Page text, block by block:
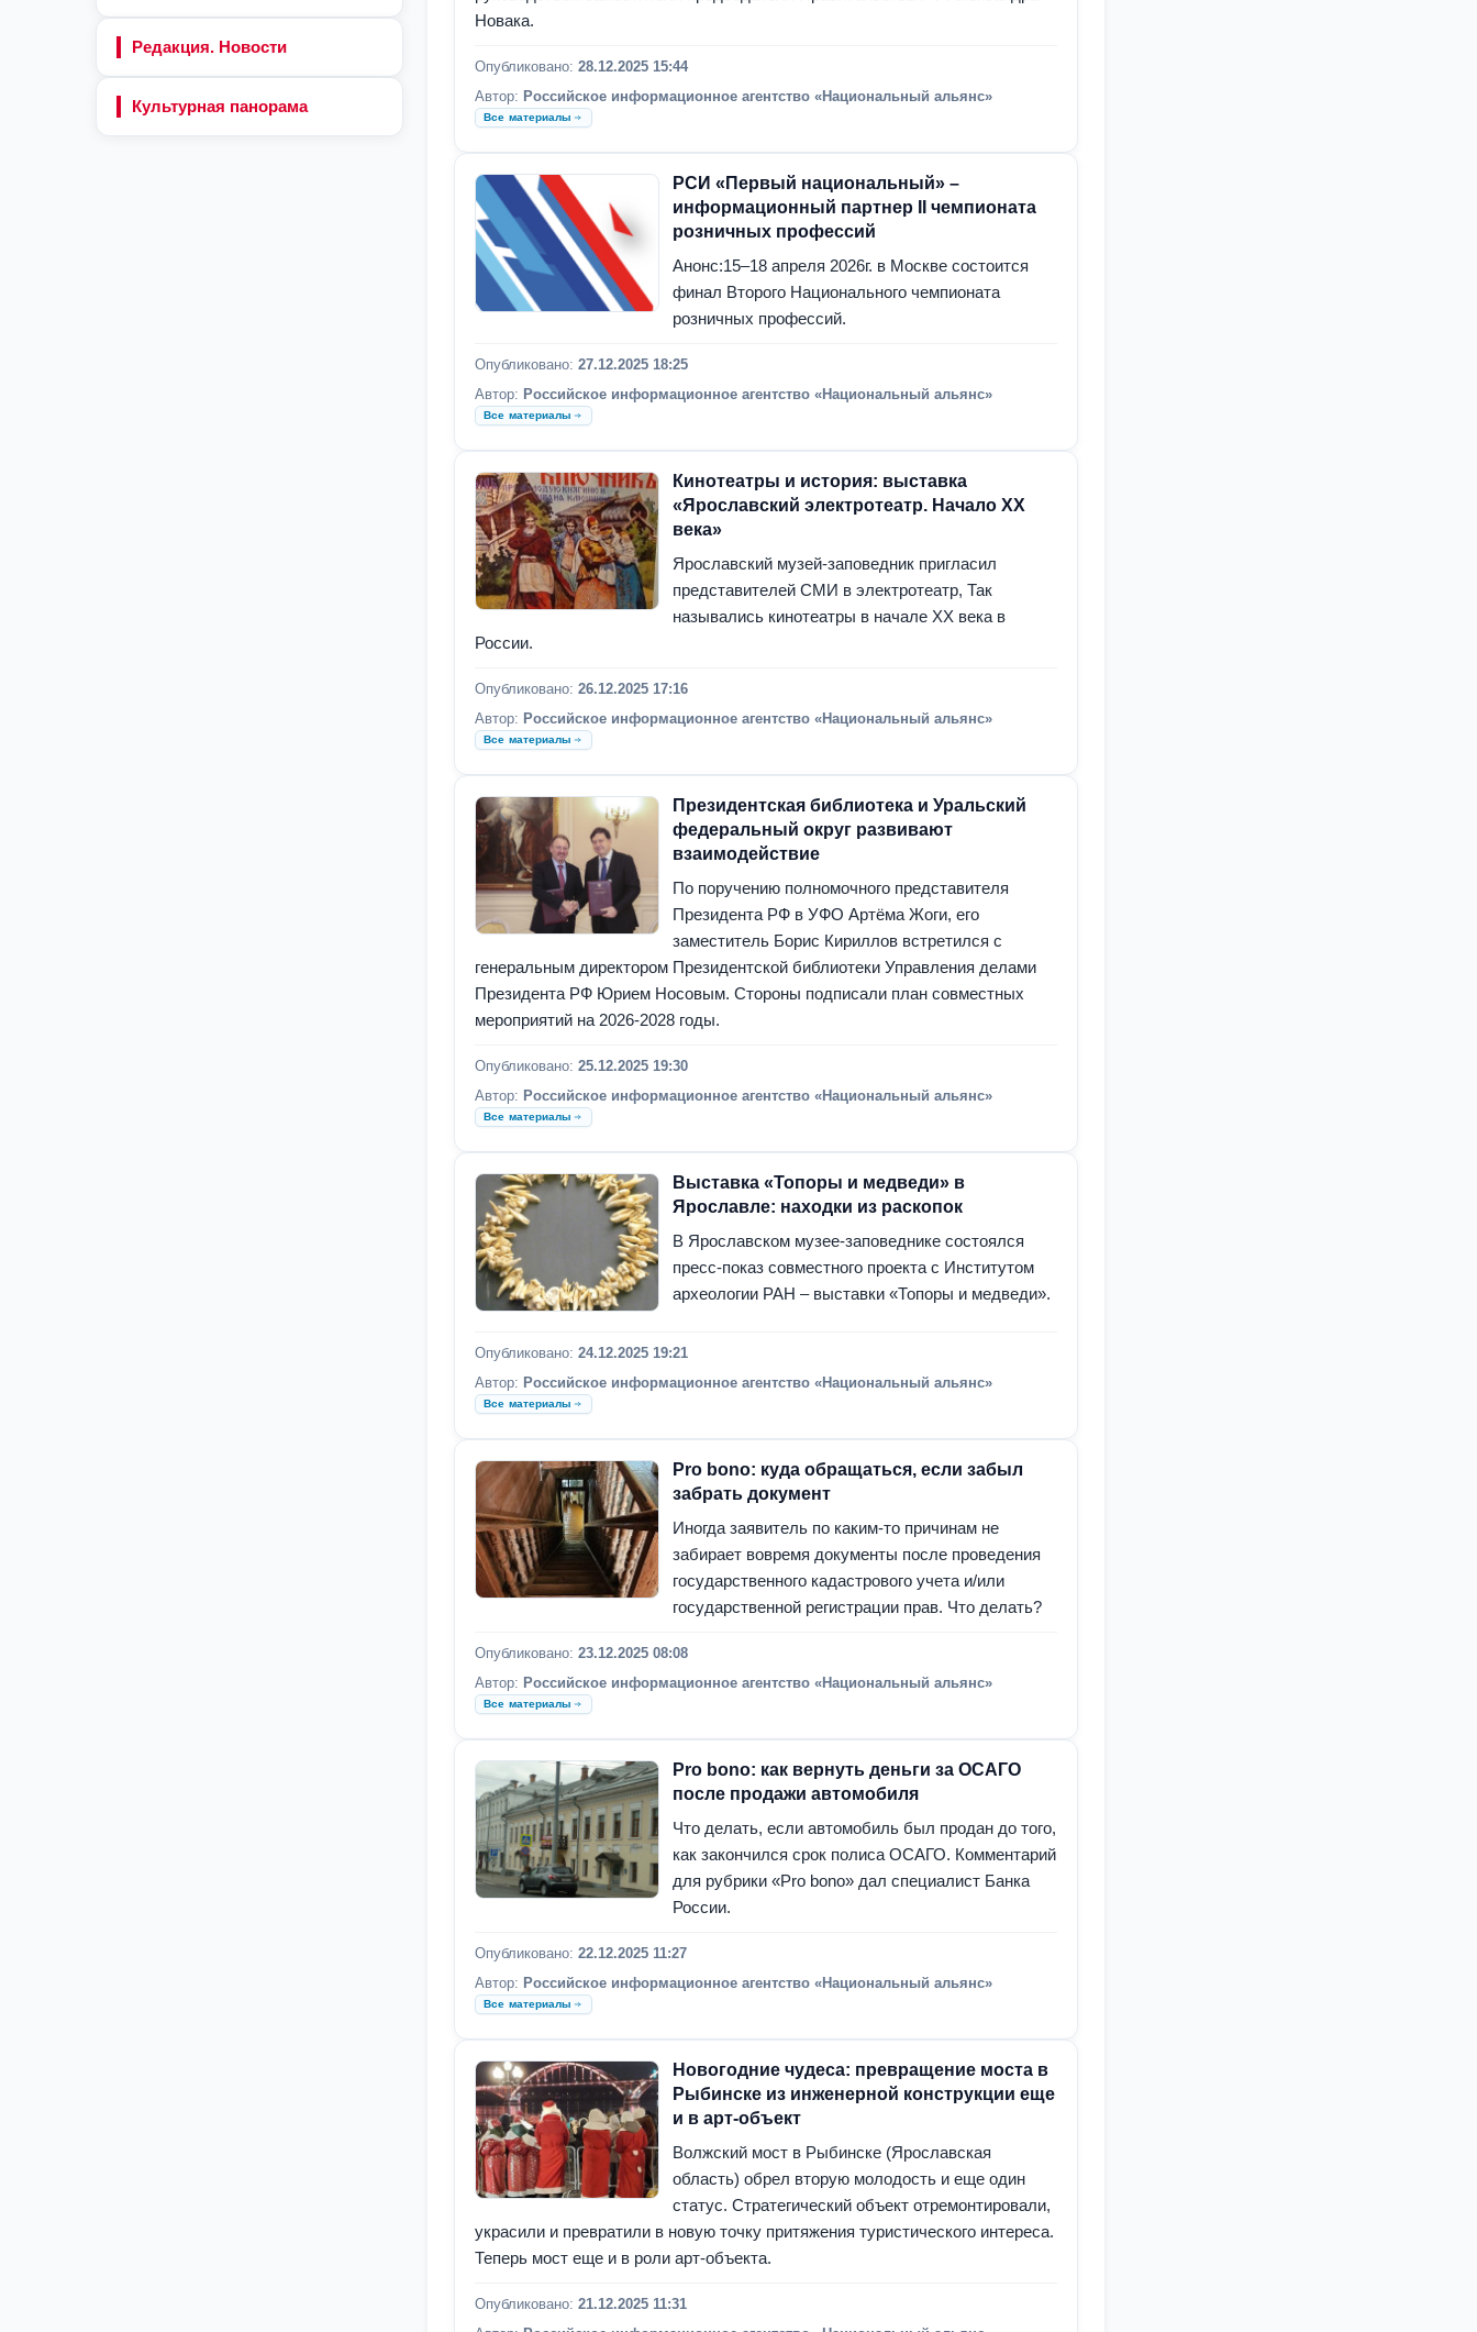
Редакция. Новости
Культурная панорама
Новака.
Опубликовано:28.12.2025 15:44
Автор: Российское информационное агентство «Национальный альянс»
Все материалы
РСИ «Первый национальный» –
информационный партнер II чемпионата
розничных профессий
Анонс:15–18 апреля 2026г. в Москве состоится
финал Второго Национального чемпионата
розничных профессий.
Опубликовано:27.12.2025 18:25
Автор: Российское информационное агентство «Национальный альянс»
Все материалы
Кинотеатры и история: выставка
«Ярославский электротеатр. Начало XX
века»
Ярославский музей-заповедник пригласил
представителей СМИ в электротеатр, Так
назывались кинотеатры в начале ХХ века в
России.
Опубликовано:26.12.2025 17:16
Автор: Российское информационное агентство «Национальный альянс»
Все материалы
Президентская библиотека и Уральский
федеральный округ развивают
взаимодействие
По поручению полномочного представителя
Президента РФ в УФО Артёма Жоги, его
заместитель Борис Кириллов встретился с
генеральным директором Президентской библиотеки Управления делами
Президента РФ Юрием Носовым. Стороны подписали план совместных
мероприятий на 2026-2028 годы.
Опубликовано:25.12.2025 19:30
Автор: Российское информационное агентство «Национальный альянс»
Все материалы
Выставка «Топоры и медведи» в
Ярославле: находки из раскопок
В Ярославском музее-заповеднике состоялся
пресс-показ совместного проекта с Институтом
археологии РАН – выставки «Топоры и медведи».
Опубликовано:24.12.2025 19:21
Автор: Российское информационное агентство «Национальный альянс»
Все материалы
Pro bono: куда обращаться, если забыл
забрать документ
Иногда заявитель по каким-то причинам не
забирает вовремя документы после проведения
государственного кадастрового учета и/или
государственной регистрации прав. Что делать?
Опубликовано:23.12.2025 08:08
Автор: Российское информационное агентство «Национальный альянс»
Все материалы
Pro bono: как вернуть деньги за ОСАГО
после продажи автомобиля
Что делать, если автомобиль был продан до того,
как закончился срок полиса ОСАГО. Комментарий
для рубрики «Pro bono» дал специалист Банка
России.
Опубликовано:22.12.2025 11:27
Автор: Российское информационное агентство «Национальный альянс»
Все материалы
Новогодние чудеса: превращение моста в
Рыбинске из инженерной конструкции еще
и в арт-объект
Волжский мост в Рыбинске (Ярославская
область) обрел вторую молодость и еще один
статус. Стратегический объект отремонтировали,
украсили и превратили в новую точку притяжения туристического интереса.
Теперь мост еще и в роли арт-объекта.
Опубликовано:21.12.2025 11:31